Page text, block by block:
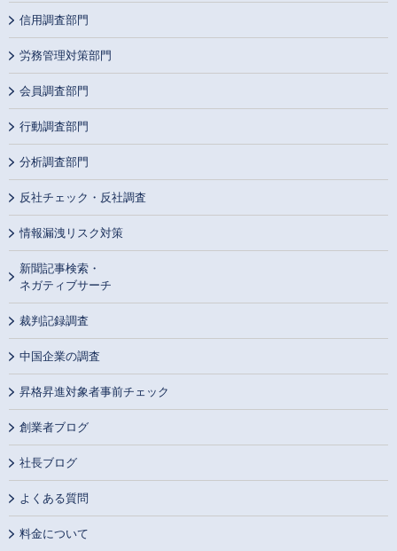
信用調査部門
労務管理対策部門
会員調査部門
行動調査部門
分析調査部門
反社チェック・反社調査
情報漏洩リスク対策
新聞記事検索・
ネガティブサーチ
裁判記録調査
中国企業の調査
昇格昇進対象者事前チェック
創業者ブログ
社長ブログ
よくある質問
料金について